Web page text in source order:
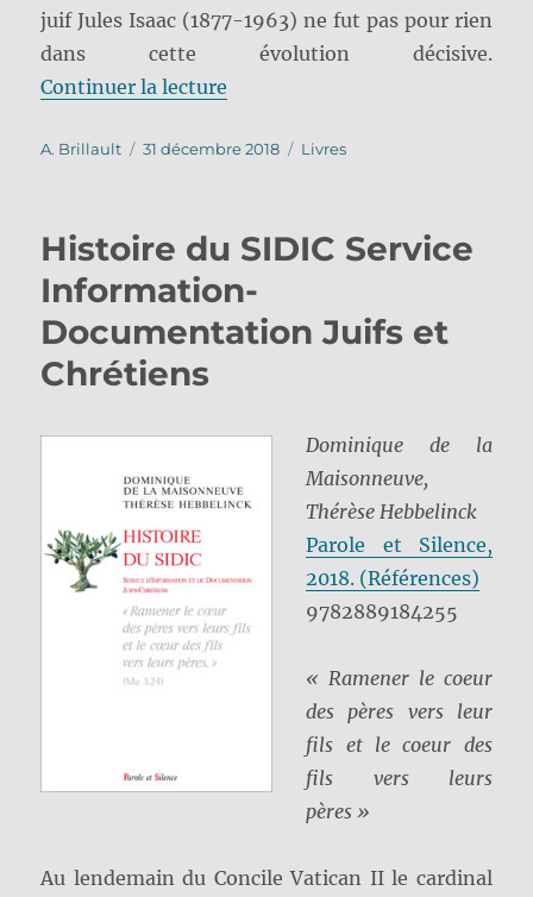
juif Jules Isaac (1877-1963) ne fut pas pour rien
dans cette évolution décisive.
Continuer la lecture
Auteur
A. Brillault
Publié
31 décembre 2018 Catégories
Livres
Histoire du SIDIC Service
Information-
Documentation Juifs et
Chrétiens
Dominique de la
Maisonneuve,
Thérèse Hebbelinck
Parole et Silence,
2018. (Références)
9782889184255
« Ramener le coeur
des pères vers leur
fils et le coeur des
fils vers leurs
pères »
Au lendemain du Concile Vatican II le cardinal